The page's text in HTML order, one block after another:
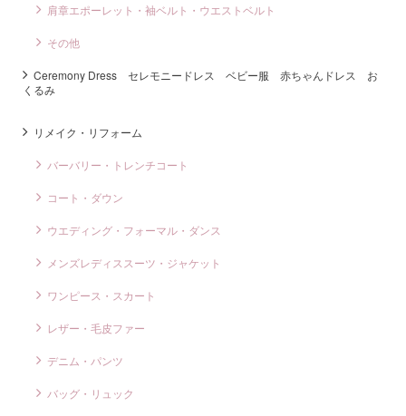
肩章エポーレット・袖ベルト・ウエストベルト
その他
Ceremony Dress セレモニードレス ベビー服 赤ちゃんドレス お
くるみ
リメイク・リフォーム
バーバリー・トレンチコート
コート・ダウン
ウエディング・フォーマル・ダンス
メンズレディススーツ・ジャケット
ワンピース・スカート
レザー・毛皮ファー
デニム・パンツ
バッグ・リュック